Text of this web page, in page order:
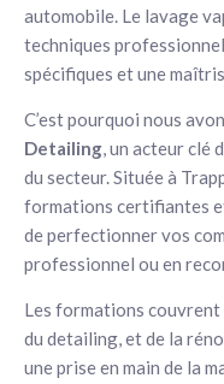
automobile. Le lavage
techniques
spécifiques et une
C’est pourquoi nous
Detailing, un acteur clé
du secteur. Située à
formations certifiantes
de perfectionner vos
professionnel ou en
Les formations couvrent
du detailing, et de la
une prise en main de la